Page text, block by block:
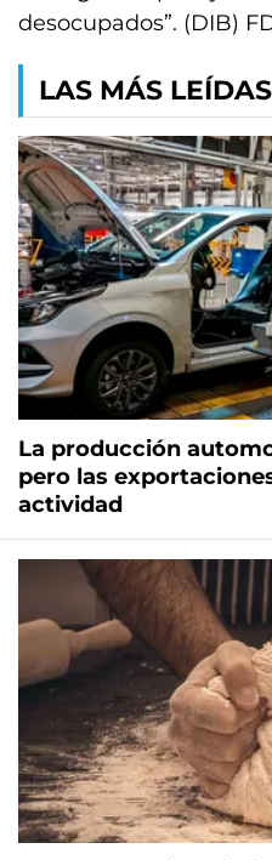
desocupados”. (DIB)
LAS MÁS LEÍDAS
La producción
pero las
actividad